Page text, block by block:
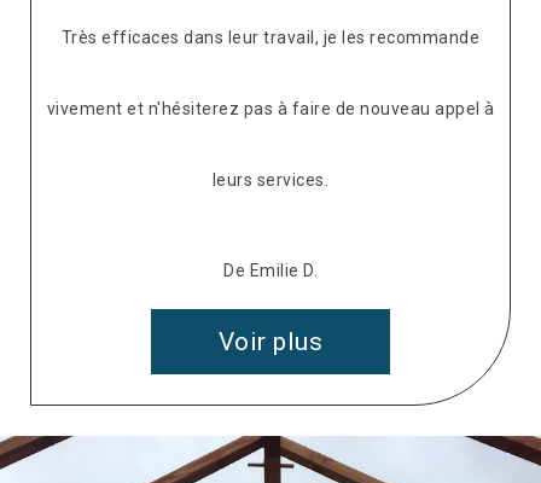
Très efficaces dans leur travail, je les recommande
vivement et n'hésiterez pas à faire de nouveau appel à
leurs services.
De Emilie D.
Voir plus